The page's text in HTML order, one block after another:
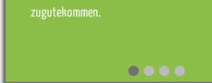
zugutekommen.